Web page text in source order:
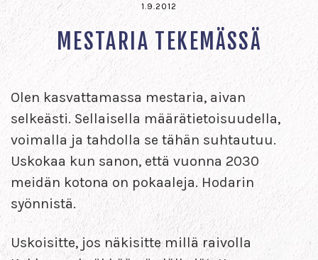
1.9.2012
MESTARIA TEKEMÄSSÄ
Olen kasvattamassa mestaria, aivan
selkeästi. Sellaisella määrätietoisuudella,
voimalla ja tahdolla se tähän suhtautuu.
Uskokaa kun sanon, että vuonna 2030
meidän kotona on pokaaleja. Hodarin
syönnistä.
Uskoisitte, jos näkisitte millä raivolla